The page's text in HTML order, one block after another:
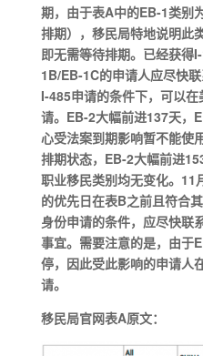
期，由于表A中的EB-1类别
排期），移民局特地说明此
即无需等待排期。已经获得
1B/EB-1C的申请人应尽快
I-485申请的条件下，可以
请。EB-2大幅前进137天，
心受法案到期影响暂不能使
排期状态，EB-2大幅前进
职业移民类别均无变化。11
的优先日在表B之前且符合
身份申请的条件，应尽快联
事宜。需要注意的是，由于
停，因此受此影响的申请人
请。
移民局官网表A原文：